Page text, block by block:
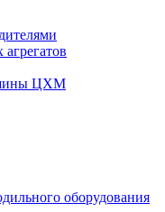
ЦХМ
оборудования